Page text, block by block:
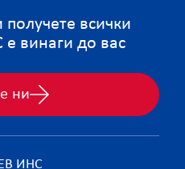
всички
винаги до вас
ни
ИНС